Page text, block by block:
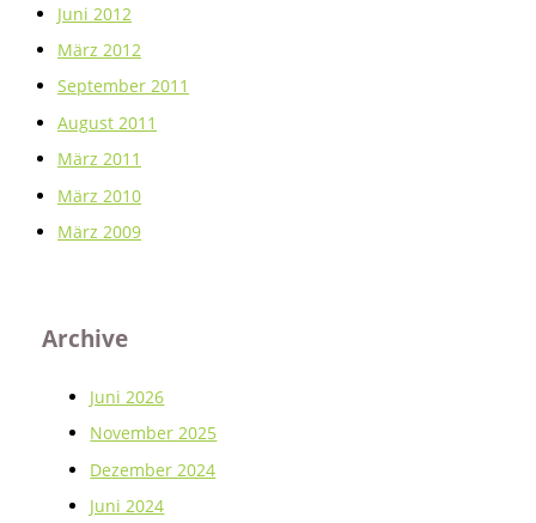
Juni 2012
März 2012
September 2011
August 2011
März 2011
März 2010
März 2009
Archive
Juni 2026
November 2025
Dezember 2024
Juni 2024